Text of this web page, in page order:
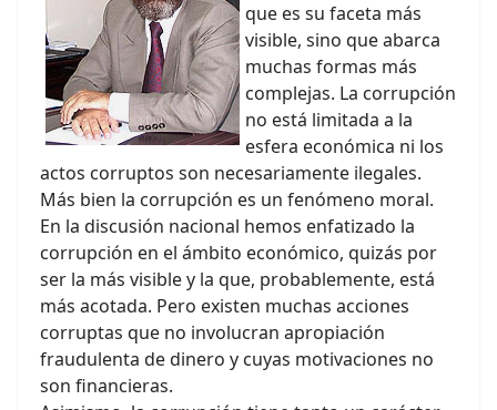
que es su faceta más
visible, sino que abarca
muchas formas más
complejas. La corrupción
no está limitada a la
esfera económica ni los
actos corruptos son necesariamente ilegales.
Más bien la corrupción es un fenómeno moral.
En la discusión nacional hemos enfatizado la
corrupción en el ámbito económico, quizás por
ser la más visible y la que, probablemente, está
más acotada. Pero existen muchas acciones
corruptas que no involucran apropiación
fraudulenta de dinero y cuyas motivaciones no
son financieras.